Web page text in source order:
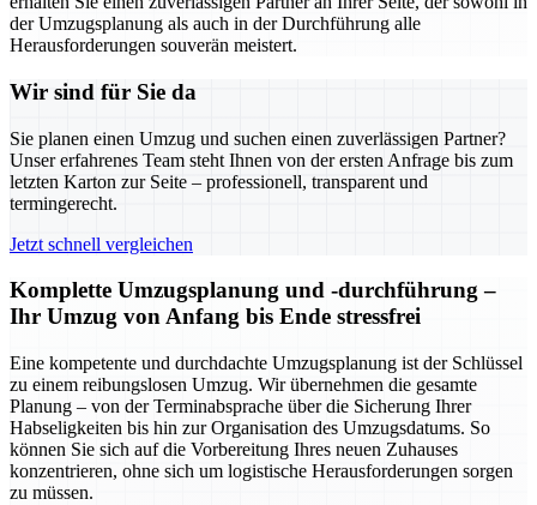
der Umzugsplanung als auch in der Durchführung alle
Herausforderungen souverän meistert.
Wir sind für Sie da
Sie planen einen Umzug und suchen einen zuverlässigen Partner?
Unser erfahrenes Team steht Ihnen von der ersten Anfrage bis zum
letzten Karton zur Seite – professionell, transparent und
termingerecht.
Jetzt schnell vergleichen
Komplette Umzugsplanung und -durchführung –
Ihr Umzug von Anfang bis Ende stressfrei
Eine kompetente und durchdachte Umzugsplanung ist der Schlüssel
zu einem reibungslosen Umzug. Wir übernehmen die gesamte
Planung – von der Terminabsprache über die Sicherung Ihrer
Habseligkeiten bis hin zur Organisation des Umzugsdatums. So
können Sie sich auf die Vorbereitung Ihres neuen Zuhauses
konzentrieren, ohne sich um logistische Herausforderungen sorgen
zu müssen.